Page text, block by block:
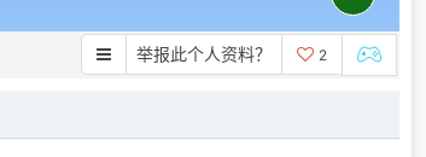
举报此个人资料？ 2